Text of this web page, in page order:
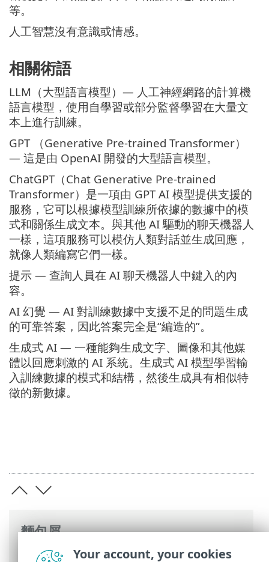
麵包屑
ESET 線上說明>ESET Glossary>概念和術
等。
人工智慧沒有意識或情感。
相關術語
LLM（大型語言模型）— 人工神經網路的計算機
語言模型，使用自學習或部分監督學習在大量文
本上進行訓練。
GPT （Generative Pre-trained Transformer）
— 這是由 OpenAI 開發的大型語言模型。
ChatGPT（Chat Generative Pre-trained
Transformer）是一項由 GPT AI 模型提供支援的
服務，它可以根據模型訓練所依據的數據中的模
式和關係生成文本。與其他 AI 驅動的聊天機器人
一樣，這項服務可以模仿人類對話並生成回應，
就像人類編寫它們一樣。
提示 — 查詢人員在 AI 聊天機器人中鍵入的內
容。
AI 幻覺 — AI 對訓練數據中支援不足的問題生成
的可靠答案，因此答案完全是“編造的”。
生成式 AI — 一種能夠生成文字、圖像和其他媒
體以回應刺激的 AI 系統。生成式 AI 模型學習輸
入訓練數據的模式和結構，然後生成具有相似特
徵的新數據。
Your account, your cookies